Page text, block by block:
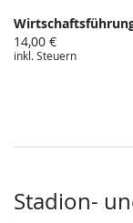
14,00 €
inkl. Steuern
Stadion-